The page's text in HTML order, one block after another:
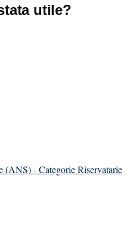
utile?
(ANS) - Categorie Riservatarie